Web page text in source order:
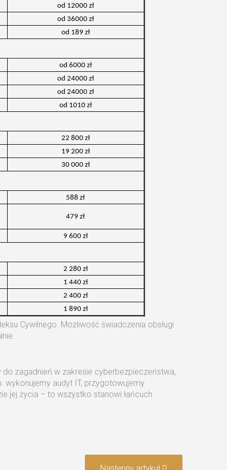
od 12000 zł
od 36000 zł
od 189 zł
od 6000 zł
od 24000 zł
od 24000 zł
od 1010 zł
22 800 zł
19 200 zł
30 000 zł
588 zł
479 zł
9 600 zł
2 280 zł
1 440 zł
2 400 zł
1 890 zł
Cywilnego. Możliwość świadczenia obsługi
zagadnień w zakresie cyberbezpieczeństwa,
audyt IT, przygotowujemy
jej życia – to wszystko stanowi łańcuch